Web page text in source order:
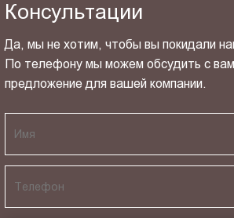
Консультации
Да, мы не хотим, чтобы вы покидали
По телефону мы можем обсудить с
предложение для вашей компании.